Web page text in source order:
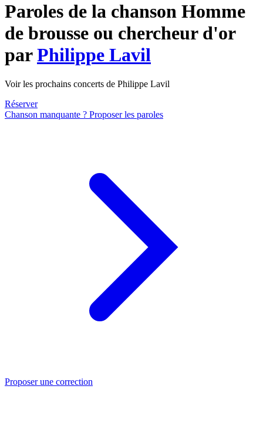
Paroles de la chanson Homme
de brousse ou chercheur d'or
parPhilippe Lavil
Voir les prochains concerts de Philippe Lavil
Réserver
Chanson manquante ? Proposer les paroles
Proposer une correction